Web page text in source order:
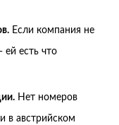
Если компания не
ей есть что
Нет номеров
в австрийском